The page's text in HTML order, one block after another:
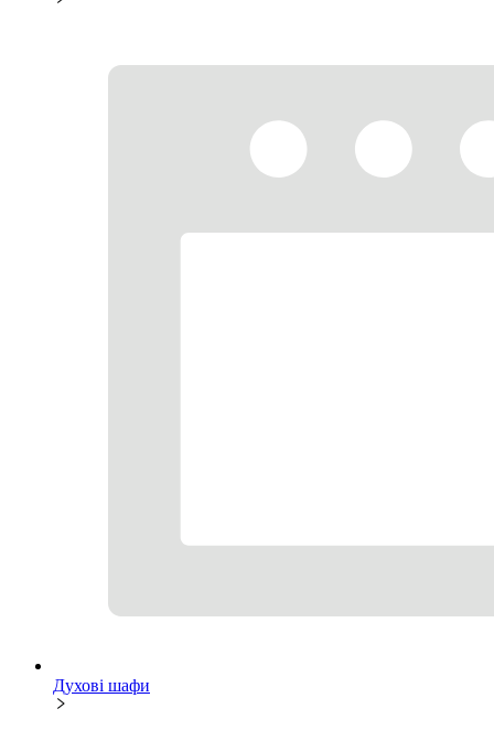
Духові шафи